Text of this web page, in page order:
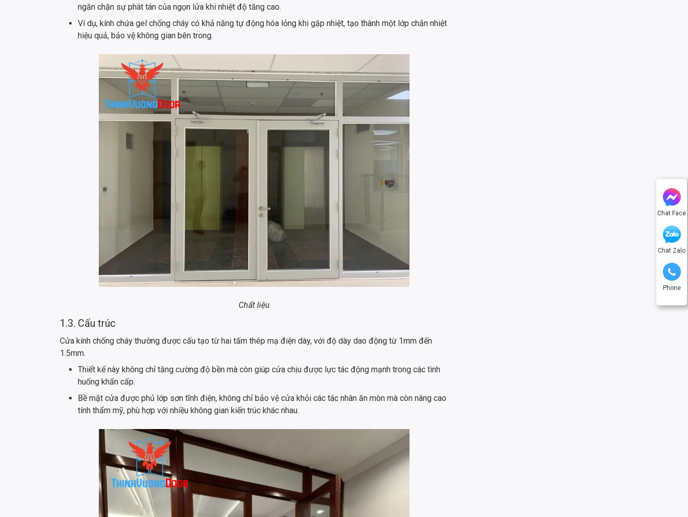
Chat Face
Chat Zalo
Phone
ngăn chặn sự phát tán của ngọn lửa khi nhiệt độ tăng cao.
Ví dụ, kính chứa gel chống cháy có khả năng tự động hóa lỏng khi gặp nhiệt, tạo thành một lớp chắn nhiệt
hiệu quả, bảo vệ không gian bên trong.
Chất liệu
1.3. Cấu trúc
Cửa kính chống cháy thường được cấu tạo từ hai tấm thép mạ điện dày, với độ dày dao động từ 1mm đến
1.5mm.
Thiết kế này không chỉ tăng cường độ bền mà còn giúp cửa chịu được lực tác động mạnh trong các tình
huống khẩn cấp.
Bề mặt cửa được phủ lớp sơn tĩnh điện, không chỉ bảo vệ cửa khỏi các tác nhân ăn mòn mà còn nâng cao
tính thẩm mỹ, phù hợp với nhiều không gian kiến trúc khác nhau.